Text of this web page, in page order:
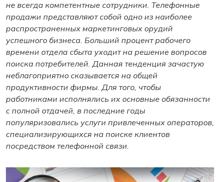
не всегда компетентные сотрудники. Телефонные
продажи представляют собой одно из наиболее
распространенных маркетинговых орудий
успешного бизнеса. Больший процент рабочего
времени отдела сбыта уходит на решение вопросов
поиска потребителей. Данная тенденция зачастую
неблагоприятно сказывается на общей
продуктивности фирмы. Для того, чтобы
работниками исполнялись их основные обязанности
с полной отдачей, в последние годы
популяризовались услуги привлеченных операторов,
специализирующихся на поиске клиентов
посредством телефонной связи.